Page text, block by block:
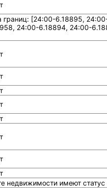
границ: [24:00-6.18895,
24:00-6.18894, 24:00-
недвижимости имеют